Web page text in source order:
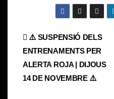
Navegación
de
entradas
⚠️ SUSPENSIÓ DELS
ENTRENAMENTS PER
ALERTA ROJA | DIJOUS
14 DE NOVEMBRE ⚠️